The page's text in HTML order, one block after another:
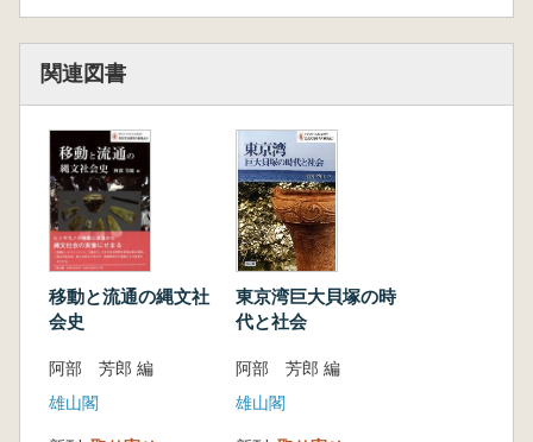
関連図書
移動と流通の縄文社
会史
阿部 芳郎 編
雄山閣
東京湾巨大貝塚の時
代と社会
阿部 芳郎 編
雄山閣